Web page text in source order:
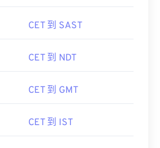
CET 到 SAST
CET 到 NDT
CET 到 GMT
CET 到 IST